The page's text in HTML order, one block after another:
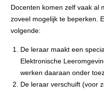
Docenten komen zelf vaak al
zoveel mogelijk te beperken.
volgende:
De leraar maakt een
Elektronische
werken daaraan onder
De leraar verschuift (voor